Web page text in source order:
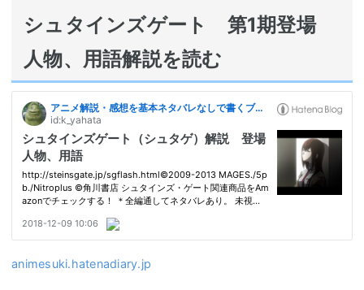
シュタインズゲート 第1期登場
人物、用語解説を読む
animesuki.hatenadiary.jp